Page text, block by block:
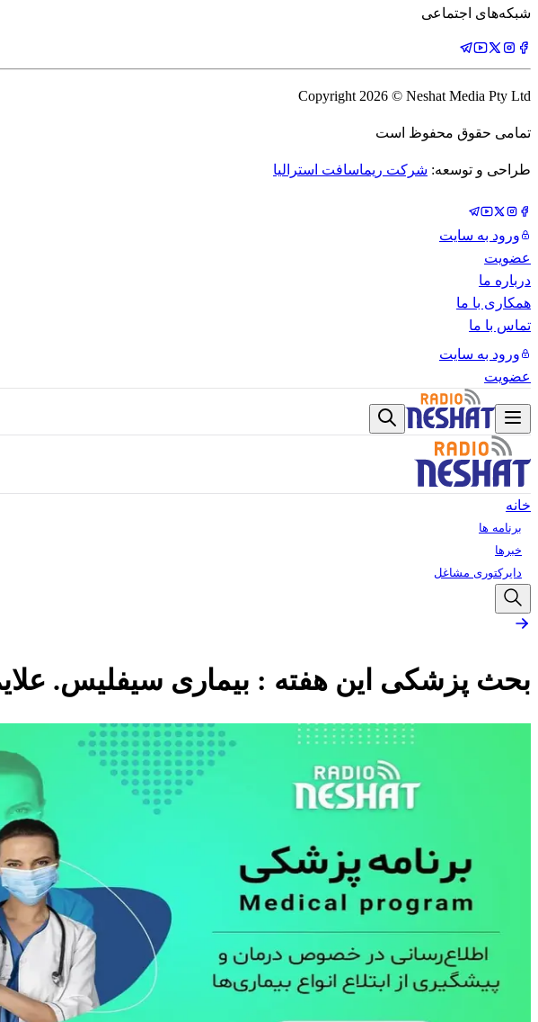
شبکه‌های اجتماعی
Copyright 2026 © Neshat Media Pty Ltd
تمامی حقوق محفوظ است
طراحی و توسعه: شرکت ریماسافت استرالیا
ورود به سایت
عضویت
درباره ما
همکاری با ما
تماس با ما
ورود به سایت
عضویت
خانه
برنامه ها
خبرها
دایرکتوری مشاغل
بحث پزشکی این هفته : بیماری سیفلیس.